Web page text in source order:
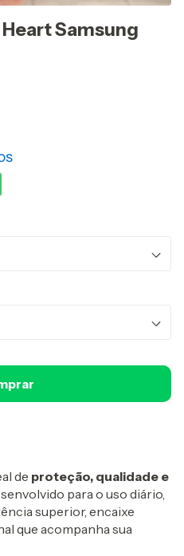
Samsung
de proteção, qualidade e
para o uso diário,
superior, encaixe
que acompanha sua